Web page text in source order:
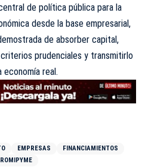
de política pública para la
desde la base empresarial,
de absorber capital,
prudenciales y transmitirlo
economía real.
EMPRESAS
FINANCIAMIENTOS